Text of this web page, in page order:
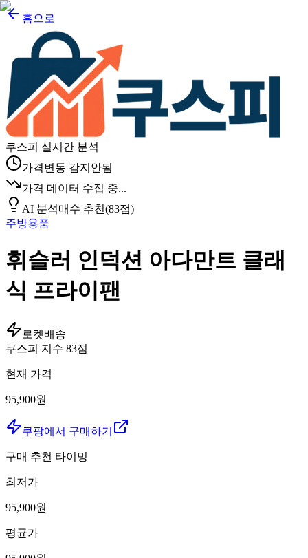
홈으로
쿠스피 실시간 분석
가격변동 감지안됨
가격 데이터 수집 중...
AI 분석매수 추천(83점)
주방용품
휘슬러 인덕션 아다만트 클래
식 프라이팬
로켓배송
쿠스피 지수 83점
현재 가격
95,900원
쿠팡에서 구매하기
구매 추천 타이밍
최저가
95,900원
평균가